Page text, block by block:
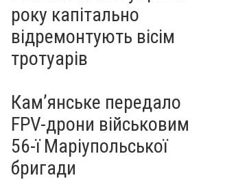
року капітально
відремонтують вісім
тротуарів
Кам’янське передало
FPV-дрони військовим
56-ї Маріупольської
бригади